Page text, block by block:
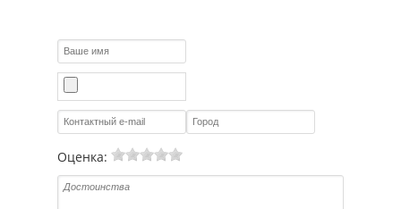
Оценка: